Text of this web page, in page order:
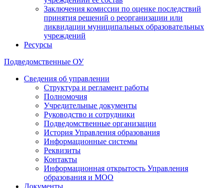
Заключения комиссии по оценке последствий
принятия решений о реорганизации или
ликвидации муниципальных образовательных
учреждений
Ресурсы
Подведомственные ОУ
Сведения об управлении
Структура и регламент работы
Полномочия
Учредительные документы
Руководство и сотрудники
Подведомственные организации
История Управления образования
Информационные системы
Реквизиты
Контакты
Информационная открытость Управления
образования и МОО